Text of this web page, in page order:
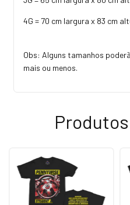
4G = 70 cm largura x 83 cm
Obs: Alguns tamanhos
mais ou menos.